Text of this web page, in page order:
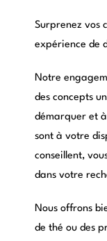
Surprenez vos
expérience de
Notre
des concepts
démarquer et
sont à votre
conseillent,
dans votre
Nous offrons
de thé ou des